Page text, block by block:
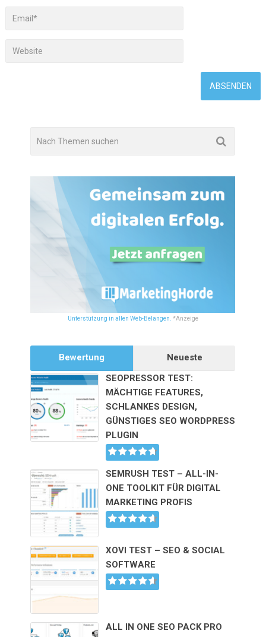
Unterstützung in allen Web-Belangen. *Anzeige
Bewertung
Neueste
SEOPRESSOR TEST:
MÄCHTIGE FEATURES,
SCHLANKES DESIGN,
GÜNSTIGES SEO WORDPRESS
PLUGIN
SEMRUSH TEST – ALL-IN-
ONE TOOLKIT FÜR DIGITAL
MARKETING PROFIS
XOVI TEST – SEO & SOCIAL
SOFTWARE
ALL IN ONE SEO PACK PRO